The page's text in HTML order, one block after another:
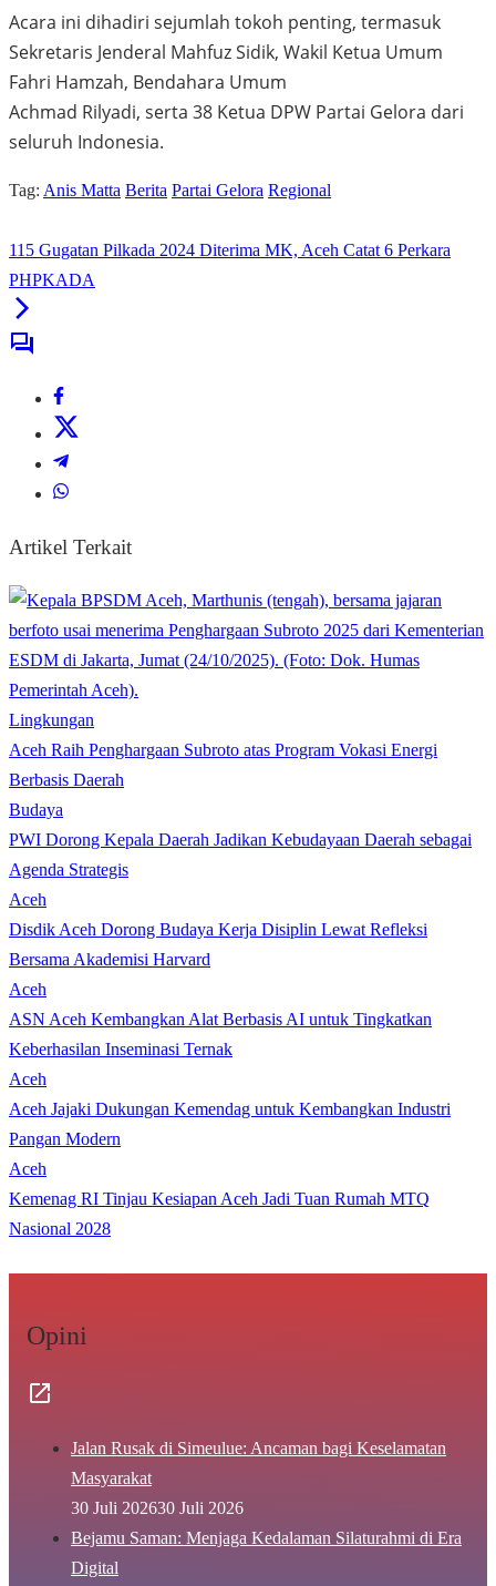
Acara ini dihadiri sejumlah tokoh penting, termasuk
Sekretaris Jenderal Mahfuz Sidik, Wakil Ketua Umum
Fahri Hamzah, Bendahara Umum
Achmad Rilyadi, serta 38 Ketua DPW Partai Gelora dari
seluruh Indonesia.
Tag: Anis Matta Berita Partai Gelora Regional
115 Gugatan Pilkada 2024 Diterima MK, Aceh Catat 6 Perkara
PHPKADA
Artikel Terkait
Lingkungan
Aceh Raih Penghargaan Subroto atas Program Vokasi Energi
Berbasis Daerah
Budaya
PWI Dorong Kepala Daerah Jadikan Kebudayaan Daerah sebagai
Agenda Strategis
Aceh
Disdik Aceh Dorong Budaya Kerja Disiplin Lewat Refleksi
Bersama Akademisi Harvard
Aceh
ASN Aceh Kembangkan Alat Berbasis AI untuk Tingkatkan
Keberhasilan Inseminasi Ternak
Aceh
Aceh Jajaki Dukungan Kemendag untuk Kembangkan Industri
Pangan Modern
Aceh
Kemenag RI Tinjau Kesiapan Aceh Jadi Tuan Rumah MTQ
Nasional 2028
Opini
Jalan Rusak di Simeulue: Ancaman bagi Keselamatan
Masyarakat
30 Juli 202630 Juli 2026
Bejamu Saman: Menjaga Kedalaman Silaturahmi di Era
Digital